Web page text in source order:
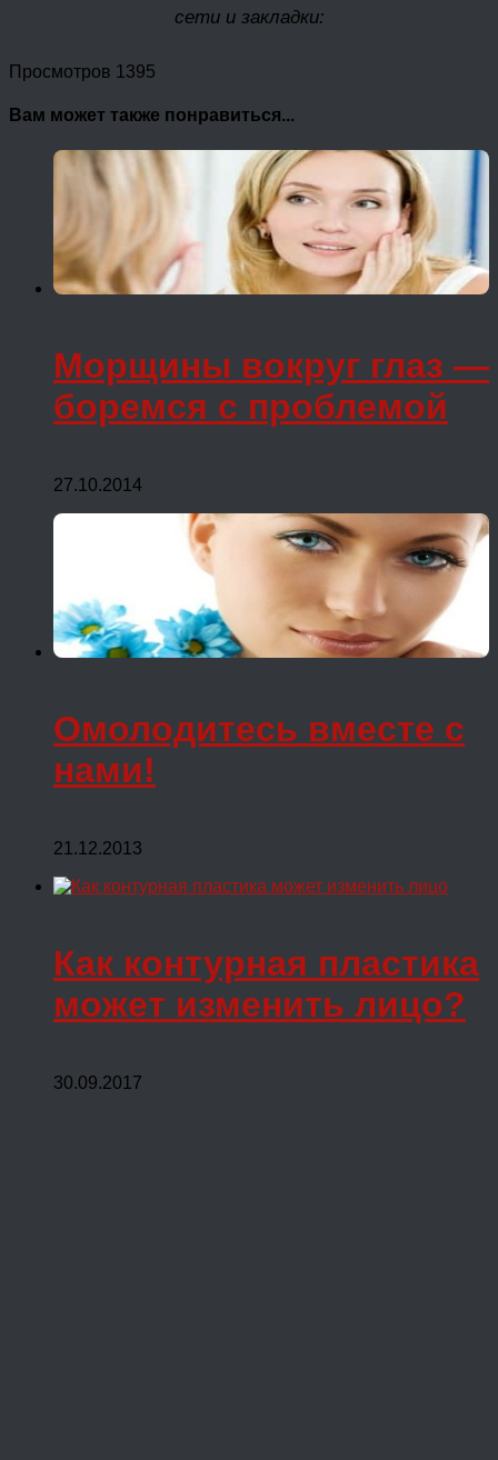
сети и закладки:
Просмотров 1395
Вам может также понравиться...
Морщины вокруг глаз —
боремся с проблемой
27.10.2014
Омолодитесь вместе с
нами!
21.12.2013
Как контурная пластика
может изменить лицо?
30.09.2017